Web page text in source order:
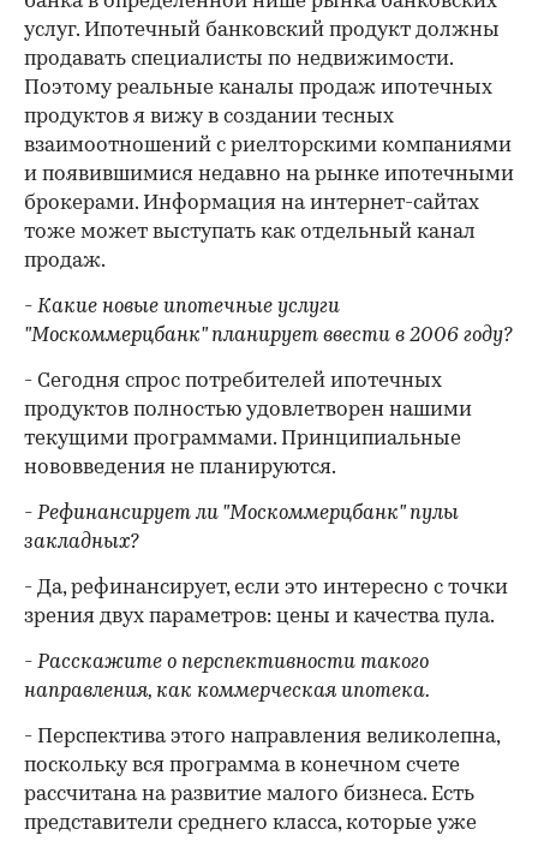
услуг. Ипотечный банковский продукт должны
продавать специалисты по недвижимости.
Поэтому реальные каналы продаж ипотечных
продуктов я вижу в создании тесных
взаимоотношений с риелторскими компаниями
и появившимися недавно на рынке ипотечными
брокерами. Информация на интернет-сайтах
тоже может выступать как отдельный канал
продаж.
- Какие новые ипотечные услуги
"Москоммерцбанк" планирует ввести в 2006 году?
- Сегодня спрос потребителей ипотечных
продуктов полностью удовлетворен нашими
текущими программами. Принципиальные
нововведения не планируются.
- Рефинансирует ли "Москоммерцбанк" пулы
закладных?
- Да, рефинансирует, если это интересно с точки
зрения двух параметров: цены и качества пула.
- Расскажите о перспективности такого
направления, как коммерческая ипотека.
- Перспектива этого направления великолепна,
поскольку вся программа в конечном счете
рассчитана на развитие малого бизнеса. Есть
представители среднего класса, которые уже